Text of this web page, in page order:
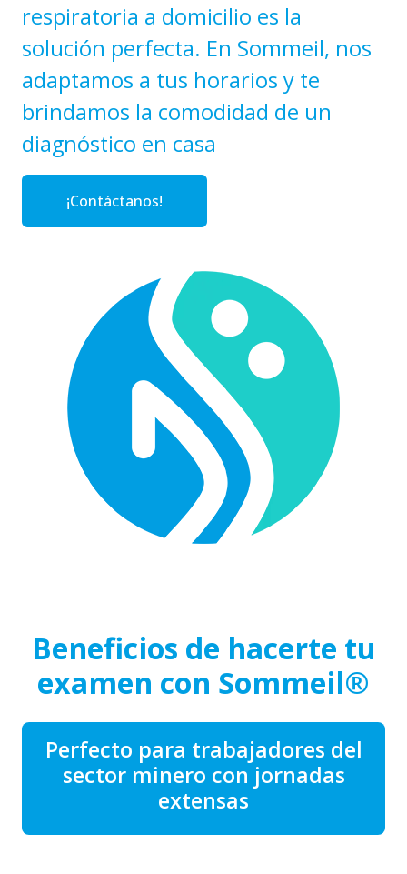
respiratoria a domicilio es la
solución perfecta. En Sommeil, nos
adaptamos a tus horarios y te
brindamos la comodidad de un
diagnóstico en casa
¡Contáctanos!
Beneficios de hacerte tu
examen con Sommeil®
Perfecto para trabajadores del
sector minero con jornadas
extensas